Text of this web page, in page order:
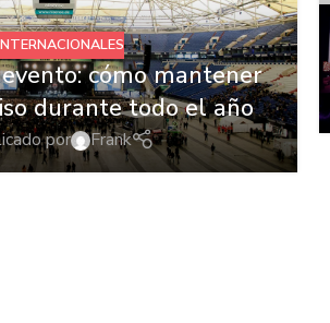
cómo mantener
durante todo el año
por Frank